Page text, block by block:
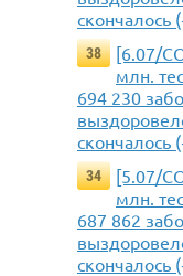
скончалось
38
[6.07/
млн.
694 230
скончалось
34
[5.07/
млн.
687 862
скончалось